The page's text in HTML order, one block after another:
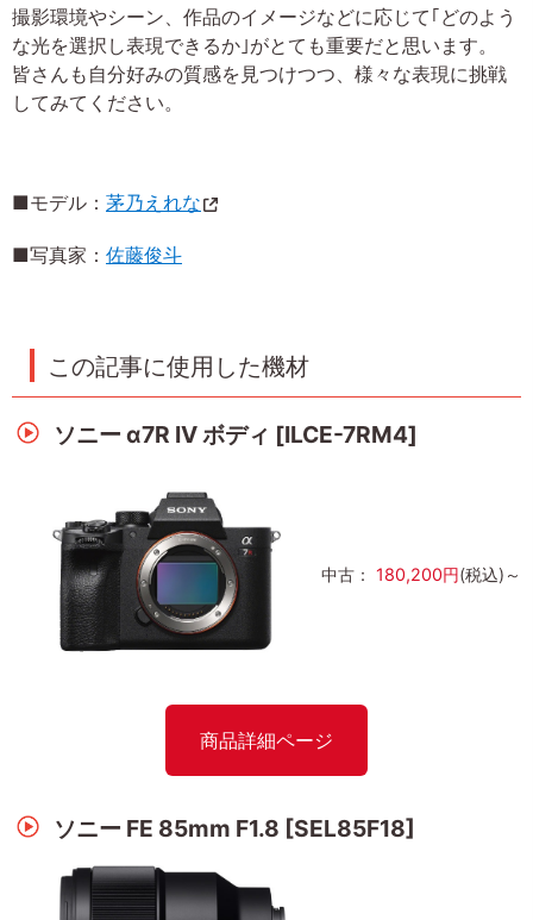
撮影環境やシーン、作品のイメージなどに応じて｢どのよう
な光を選択し表現できるか｣がとても重要だと思います。
皆さんも自分好みの質感を見つけつつ、様々な表現に挑戦
してみてください。
■モデル： 茅乃えれな
■写真家： 佐藤俊斗
この記事に使用した機材
ソニー α7R IV ボディ [ILCE-7RM4]
中古： 180,200円(税込)～
商品詳細ページ
ソニー FE 85mm F1.8 [SEL85F18]